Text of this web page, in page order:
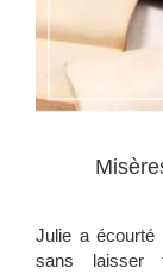
Julie a écourté
sans laisser